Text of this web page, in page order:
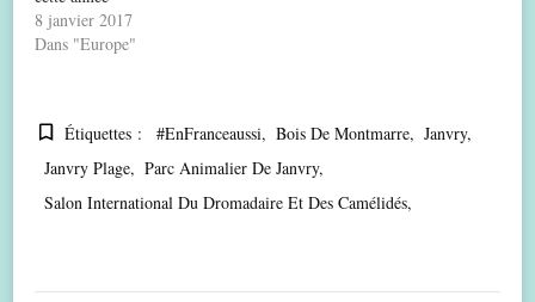
8 janvier 2017
Dans "Europe"
Étiquettes : #EnFranceaussi Bois De Montmarre
Janvry
Janvry Plage
Parc Animalier De Janvry
Salon International Du Dromadaire Et Des Camélidés